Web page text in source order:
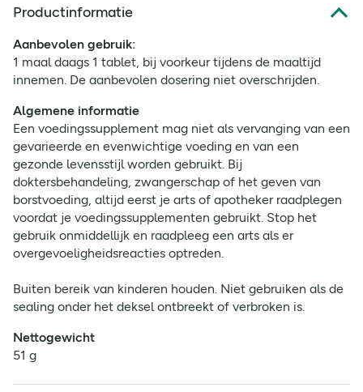
Productinformatie
Aanbevolen gebruik:
1 maal daags 1 tablet, bij voorkeur tijdens de maaltijd
innemen. De aanbevolen dosering niet overschrijden.
Algemene informatie
Een voedingssupplement mag niet als vervanging van een
gevarieerde en evenwichtige voeding en van een
gezonde levensstijl worden gebruikt. Bij
doktersbehandeling, zwangerschap of het geven van
borstvoeding, altijd eerst je arts of apotheker raadplegen
voordat je voedingssupplementen gebruikt. Stop het
gebruik onmiddellijk en raadpleeg een arts als er
overgevoeligheidsreacties optreden.
Buiten bereik van kinderen houden. Niet gebruiken als de
sealing onder het deksel ontbreekt of verbroken is.
Nettogewicht
51 g